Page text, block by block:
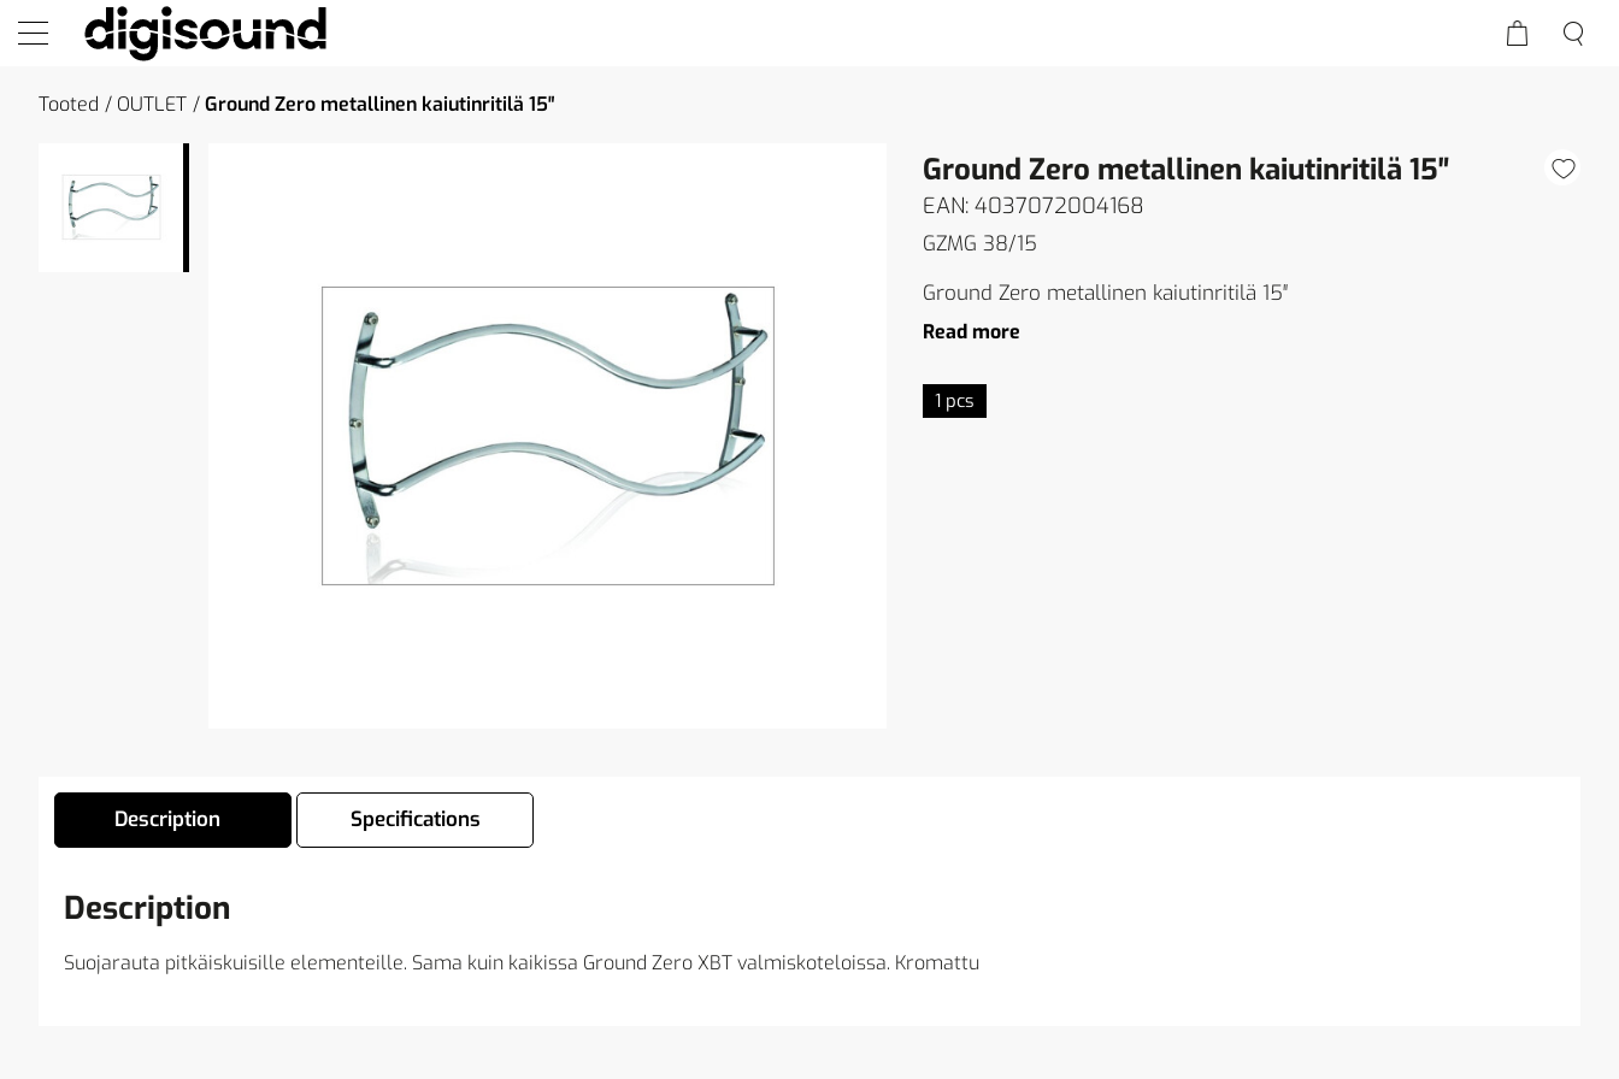
Tooted OUTLET Ground Zero metallinen kaiutinritilä 15″
Ground Zero metallinen kaiutinritilä 15″
EAN: 4037072004168
GZMG 38/15
Ground Zero metallinen kaiutinritilä 15″
Read more
1 pcs
Description Specifications
Description
Suojarauta pitkäiskuisille elementeille. Sama kuin kaikissa Ground Zero XBT valmiskoteloissa. Kromattu